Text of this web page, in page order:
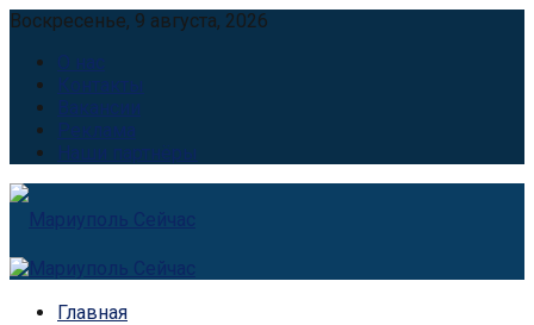
Воскресенье, 9 августа, 2026
О нас
Контакты
Вакансии
Реклама
Наши партнёры
Главная